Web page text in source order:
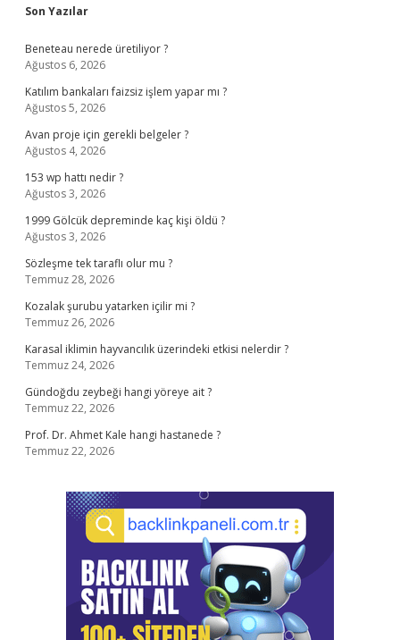
Sidebar
Son Yazılar
Beneteau nerede üretiliyor ?
Ağustos 6, 2026
Katılım bankaları faizsiz işlem yapar mı ?
Ağustos 5, 2026
Avan proje için gerekli belgeler ?
Ağustos 4, 2026
153 wp hattı nedir ?
Ağustos 3, 2026
1999 Gölcük depreminde kaç kişi öldü ?
Ağustos 3, 2026
Sözleşme tek taraflı olur mu ?
Temmuz 28, 2026
Kozalak şurubu yatarken içilir mi ?
Temmuz 26, 2026
Karasal iklimin hayvancılık üzerindeki etkisi nelerdir ?
Temmuz 24, 2026
Gündoğdu zeybeği hangi yöreye ait ?
Temmuz 22, 2026
Prof. Dr. Ahmet Kale hangi hastanede ?
Temmuz 22, 2026